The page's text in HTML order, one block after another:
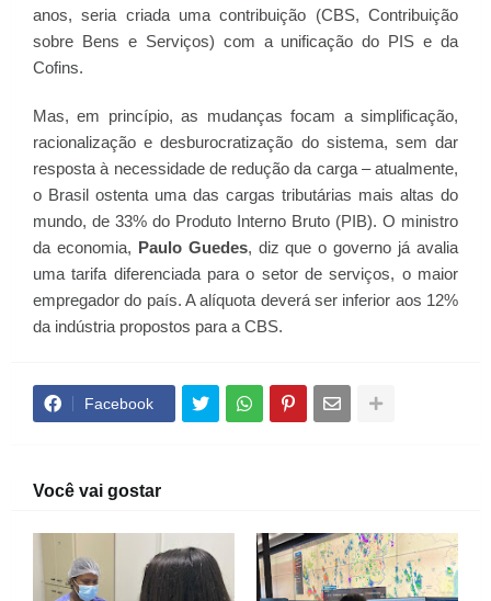
anos, seria criada uma contribuição (CBS, Contribuição
sobre Bens e Serviços) com a unificação do PIS e da
Cofins.
Mas, em princípio, as mudanças focam a simplificação,
racionalização e desburocratização do sistema, sem dar
resposta à necessidade de redução da carga – atualmente,
o Brasil ostenta uma das cargas tributárias mais altas do
mundo, de 33% do Produto Interno Bruto (PIB). O ministro
da economia, Paulo Guedes, diz que o governo já avalia
uma tarifa diferenciada para o setor de serviços, o maior
empregador do país. A alíquota deverá ser inferior aos 12%
da indústria propostos para a CBS.
Facebook
Você vai gostar